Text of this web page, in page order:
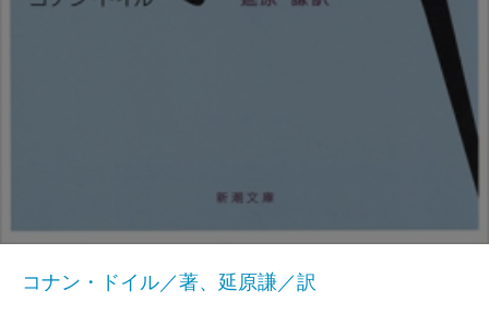
コナン・ドイル／著、延原謙／訳